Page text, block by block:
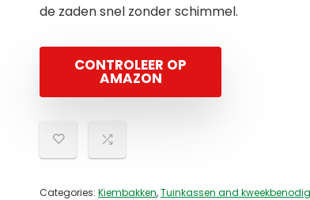
de zaden snel zonder schimmel.
CONTROLEER OP
AMAZON
Categories: Kiembakken,Tuinkassen and